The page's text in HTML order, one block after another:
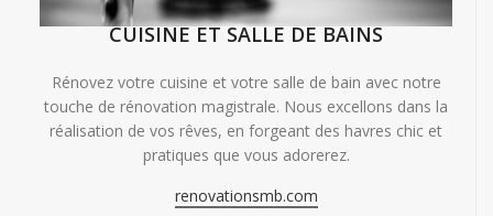
CUISINE ET SALLE DE BAINS
Rénovez votre cuisine et votre salle de bain avec notre
touche de rénovation magistrale. Nous excellons dans la
réalisation de vos rêves, en forgeant des havres chic et
pratiques que vous adorerez.
renovationsmb.com